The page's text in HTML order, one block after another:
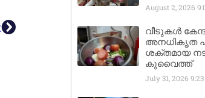
August 2, 2026
വീടുകൾ
അനധികൃത
ശക്തമായ
കുവൈത്ത്
July 31, 2026